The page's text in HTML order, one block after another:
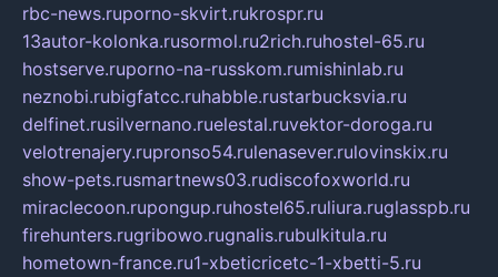
rbc-news.ruporno-skvirt.rukrospr.ru
13autor-kolonka.rusormol.ru2rich.ruhostel-65.ru
hostserve.ruporno-na-russkom.rumishinlab.ru
neznobi.rubigfatcc.ruhabble.rustarbucksvia.ru
delfinet.rusilvernano.ruelestal.ruvektor-doroga.ru
velotrenajery.rupronso54.rulenasever.rulovinskix.ru
show-pets.rusmartnews03.rudiscofoxworld.ru
miraclecoon.rupongup.ruhostel65.ruliura.ruglasspb.ru
firehunters.rugribowo.rugnalis.rubulkitula.ru
hometown-france.ru1-xbeticricetc-1-xbetti-5.ru